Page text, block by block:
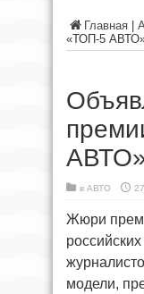
Главная
«ТОП-5
в АВТО
Жюри
модели,